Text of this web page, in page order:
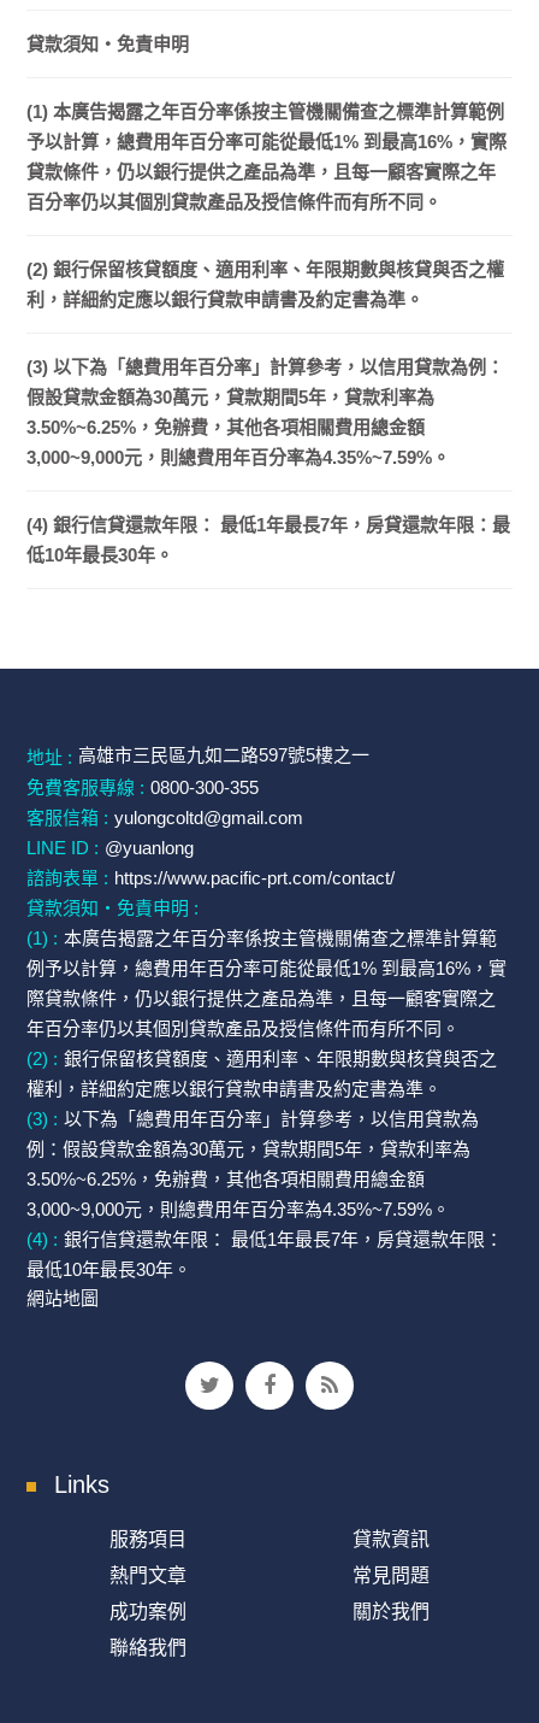
貸款須知・免責申明
(1) 本廣告揭露之年百分率係按主管機關備查之標準計算範例
予以計算，總費用年百分率可能從最低1% 到最高16%，實際
貸款條件，仍以銀行提供之產品為準，且每一顧客實際之年
百分率仍以其個別貸款產品及授信條件而有所不同。
(2) 銀行保留核貸額度、適用利率、年限期數與核貸與否之權
利，詳細約定應以銀行貸款申請書及約定書為準。
(3) 以下為「總費用年百分率」計算參考，以信用貸款為例：
假設貸款金額為30萬元，貸款期間5年，貸款利率為
3.50%~6.25%，免辦費，其他各項相關費用總金額
3,000~9,000元，則總費用年百分率為4.35%~7.59%。
(4) 銀行信貸還款年限： 最低1年最長7年，房貸還款年限：最
低10年最長30年。
地址 : 高雄市三民區九如二路597號5樓之一
免費客服專線 : 0800-300-355
客服信箱 : yulongcoltd@gmail.com
LINE ID : @yuanlong
諮詢表單 : https://www.pacific-prt.com/contact/
貸款須知・免責申明 :
(1) : 本廣告揭露之年百分率係按主管機關備查之標準計算範
例予以計算，總費用年百分率可能從最低1% 到最高16%，實
際貸款條件，仍以銀行提供之產品為準，且每一顧客實際之
年百分率仍以其個別貸款產品及授信條件而有所不同。
(2) : 銀行保留核貸額度、適用利率、年限期數與核貸與否之
權利，詳細約定應以銀行貸款申請書及約定書為準。
(3) : 以下為「總費用年百分率」計算參考，以信用貸款為
例：假設貸款金額為30萬元，貸款期間5年，貸款利率為
3.50%~6.25%，免辦費，其他各項相關費用總金額
3,000~9,000元，則總費用年百分率為4.35%~7.59%。
(4) : 銀行信貸還款年限： 最低1年最長7年，房貸還款年限：
最低10年最長30年。
網站地圖
Links
服務項目
貸款資訊
熱門文章
常見問題
成功案例
關於我們
聯絡我們